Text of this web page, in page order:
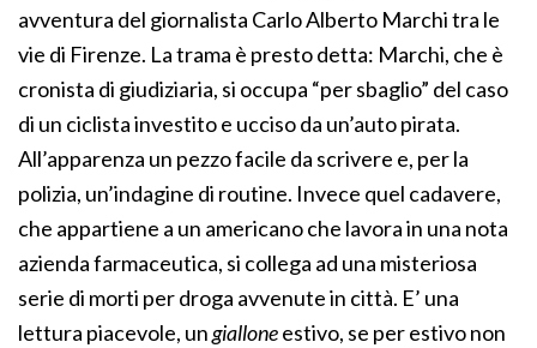
avventura del giornalista Carlo Alberto Marchi tra le
vie di Firenze. La trama è presto detta: Marchi, che è
cronista di giudiziaria, si occupa “per sbaglio” del caso
di un ciclista investito e ucciso da un’auto pirata.
All’apparenza un pezzo facile da scrivere e, per la
polizia, un’indagine di routine. Invece quel cadavere,
che appartiene a un americano che lavora in una nota
azienda farmaceutica, si collega ad una misteriosa
serie di morti per droga avvenute in città. E’ una
lettura piacevole, ungialloneestivo, se per estivo non